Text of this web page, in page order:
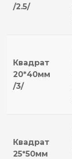
/2.5/
Квадрат
20*40мм
/3/
Квадрат
25*50мм